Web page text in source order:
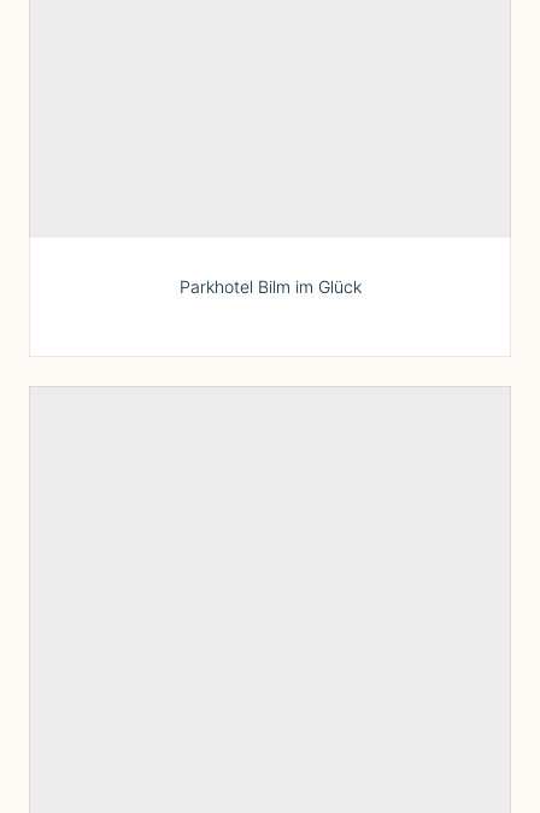
Parkhotel Bilm im Glück